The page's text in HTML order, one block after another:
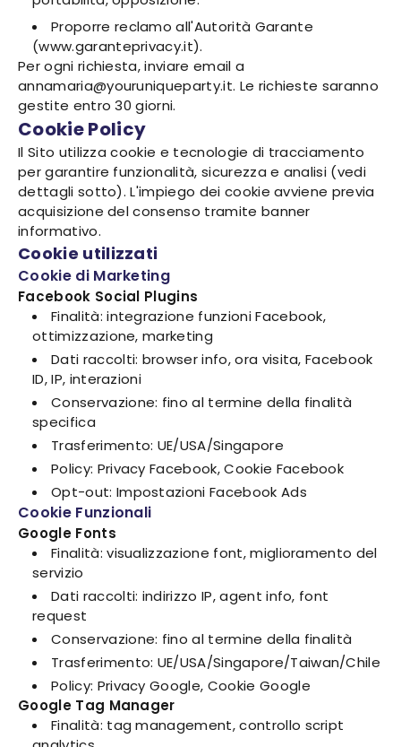
Proporre reclamo all'Autorità Garante
(www.garanteprivacy.it).
Per ogni richiesta, inviare email a
annamaria@youruniqueparty.it. Le richieste saranno
gestite entro 30 giorni.
Cookie Policy
Il Sito utilizza cookie e tecnologie di tracciamento
per garantire funzionalità, sicurezza e analisi (vedi
dettagli sotto). L'impiego dei cookie avviene previa
acquisizione del consenso tramite banner
informativo.
Cookie utilizzati
Cookie di Marketing
Facebook Social Plugins
Finalità: integrazione funzioni Facebook,
ottimizzazione, marketing
Dati raccolti: browser info, ora visita, Facebook
ID, IP, interazioni
Conservazione: fino al termine della finalità
specifica
Trasferimento: UE/USA/Singapore
Policy: Privacy Facebook, Cookie Facebook
Opt-out: Impostazioni Facebook Ads
Cookie Funzionali
Google Fonts
Finalità: visualizzazione font, miglioramento del
servizio
Dati raccolti: indirizzo IP, agent info, font
request
Conservazione: fino al termine della finalità
Trasferimento: UE/USA/Singapore/Taiwan/Chile
Policy: Privacy Google, Cookie Google
Google Tag Manager
Finalità: tag management, controllo script